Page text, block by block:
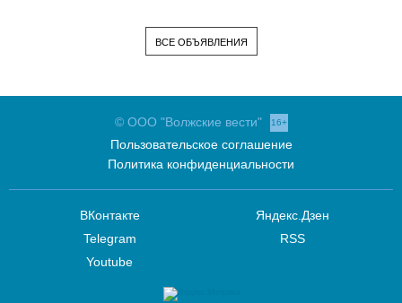
ВСЕ ОБЪЯВЛЕНИЯ
© ООО "Волжские вести" 16+
Пользовательское соглашение
Политика конфиденциальности
ВКонтакте
Telegram
Youtube
Яндекс.Дзен
RSS